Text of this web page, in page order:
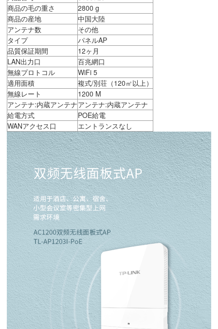
商品の毛の重さ
2800 g
商品の産地
中国大陸
アンテナ数
その他
タイプ
パネルAP
品質保証期間
12ヶ月
LAN出力口
百兆網口
無線プロトコル
WiFi 5
適用面積
複式/別荘（120㎡以上）
無線レート
1200 M
アンテナ:内蔵アンテナアンテナ:内蔵アンテナ
給電方式
POE給電
WANアクセス口
エントランスなし